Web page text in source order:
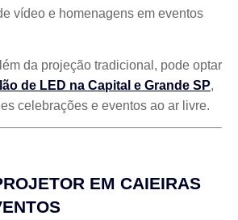
vídeo e homenagens em eventos
da projeção tradicional, pode optar
de LED na Capital e Grande SP,
celebrações e eventos ao ar livre.
EM CAIEIRAS